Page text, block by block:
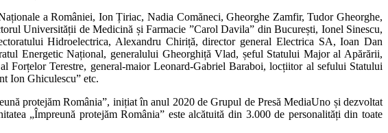
a României, Ion Țiriac, Nadia Comăneci, Gheorghe Zamfir, Tudor Gheorghe,
Universității de Medicină și Farmacie ”Carol Davila” din București, Ionel Sinescu,
Hidroelectrica, Alexandru Chiriță, director general Electrica SA, Ioan Dan
Energetic Național, generalului Gheorghiță Vlad, șeful Statului Major al Apărării,
Terestre, general-maior Leonard-Gabriel Baraboi, locțiitor al sefului Statului
Ion Ghiculescu” etc.
protejăm România”, inițiat în anul 2020 de Grupul de Presă MediaUno și dezvoltat
„Împreună protejăm România” este alcătuită din 3.000 de personalități din toate